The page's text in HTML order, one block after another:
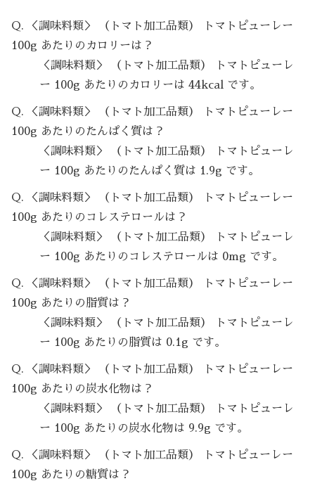
Q. ＜調味料類＞ （トマト加工品類） トマトピューレー
100g あたりのカロリーは？
＜調味料類＞ （トマト加工品類） トマトピューレ
ー 100g あたりのカロリーは 44kcal です。
Q. ＜調味料類＞ （トマト加工品類） トマトピューレー
100g あたりのたんぱく質は？
＜調味料類＞ （トマト加工品類） トマトピューレ
ー 100g あたりのたんぱく質は 1.9g です。
Q. ＜調味料類＞ （トマト加工品類） トマトピューレー
100g あたりのコレステロールは？
＜調味料類＞ （トマト加工品類） トマトピューレ
ー 100g あたりのコレステロールは 0mg です。
Q. ＜調味料類＞ （トマト加工品類） トマトピューレー
100g あたりの脂質は？
＜調味料類＞ （トマト加工品類） トマトピューレ
ー 100g あたりの脂質は 0.1g です。
Q. ＜調味料類＞ （トマト加工品類） トマトピューレー
100g あたりの炭水化物は？
＜調味料類＞ （トマト加工品類） トマトピューレ
ー 100g あたりの炭水化物は 9.9g です。
Q. ＜調味料類＞ （トマト加工品類） トマトピューレー
100g あたりの糖質は？